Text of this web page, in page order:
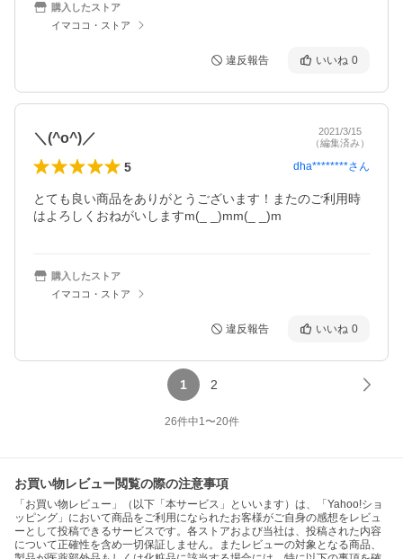
購入したストア
イマココ・ストア
違反報告 いいね 0
＼(^o^)／
2021/3/15
（編集済み）
5 dha********さん
とても良い商品をありがとうございます！またのご利用時
はよろしくおねがいしますm(_ _)mm(_ _)m
購入したストア
イマココ・ストア
違反報告 いいね 0
1 2
26件中1〜20件
お買い物レビュー閲覧の際の注意事項
「お買い物レビュー」（以下「本サービス」といいます）は、「Yahoo!ショ
ッピング」において商品をご利用になられたお客様がご自身の感想をレビュ
ーとして投稿できるサービスです。各ストアおよび当社は、投稿された内容
について正確性を含め一切保証しません。またレビューの対象となる商品、